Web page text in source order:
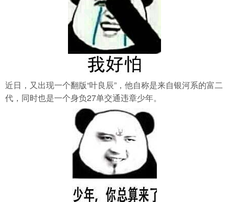
近日，又出现一个翻版“叶良辰”，他自称是来自银河系的富二
代，同时也是一个身负27单交通违章少年。